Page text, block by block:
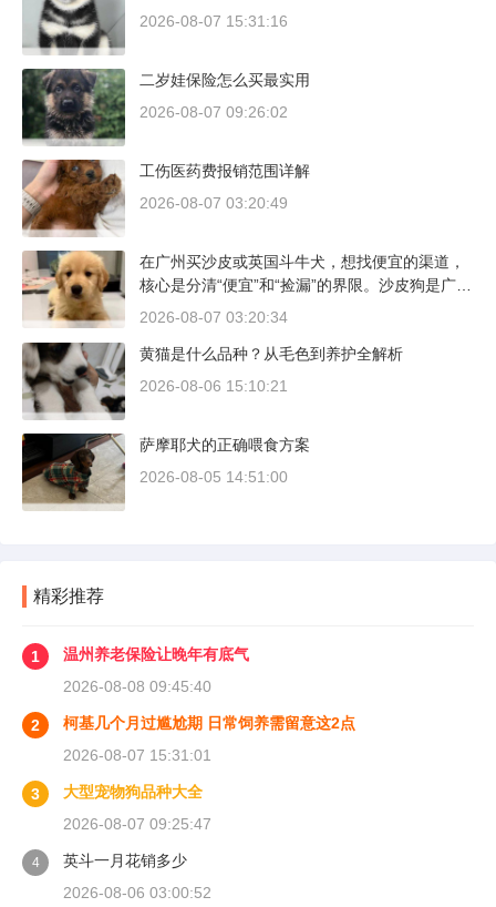
2026-08-07 15:31:16
二岁娃保险怎么买最实用
2026-08-07 09:26:02
工伤医药费报销范围详解
2026-08-07 03:20:49
在广州买沙皮或英国斗牛犬，想找便宜的渠道，
核心是分清“便宜”和“捡漏”的界限。沙皮狗是广东
本地犬种，价格比北方城市有优势；英国斗牛犬
方和真实价格区间。
2026-08-07 03:20:34
黄猫是什么品种？从毛色到养护全解析
2026-08-06 15:10:21
萨摩耶犬的正确喂食方案
2026-08-05 14:51:00
精彩推荐
1
温州养老保险让晚年有底气
2026-08-08 09:45:40
2
柯基几个月过尴尬期 日常饲养需留意这2点
2026-08-07 15:31:01
3
大型宠物狗品种大全
2026-08-07 09:25:47
4
英斗一月花销多少
2026-08-06 03:00:52